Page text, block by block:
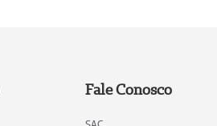
Fale Conosco